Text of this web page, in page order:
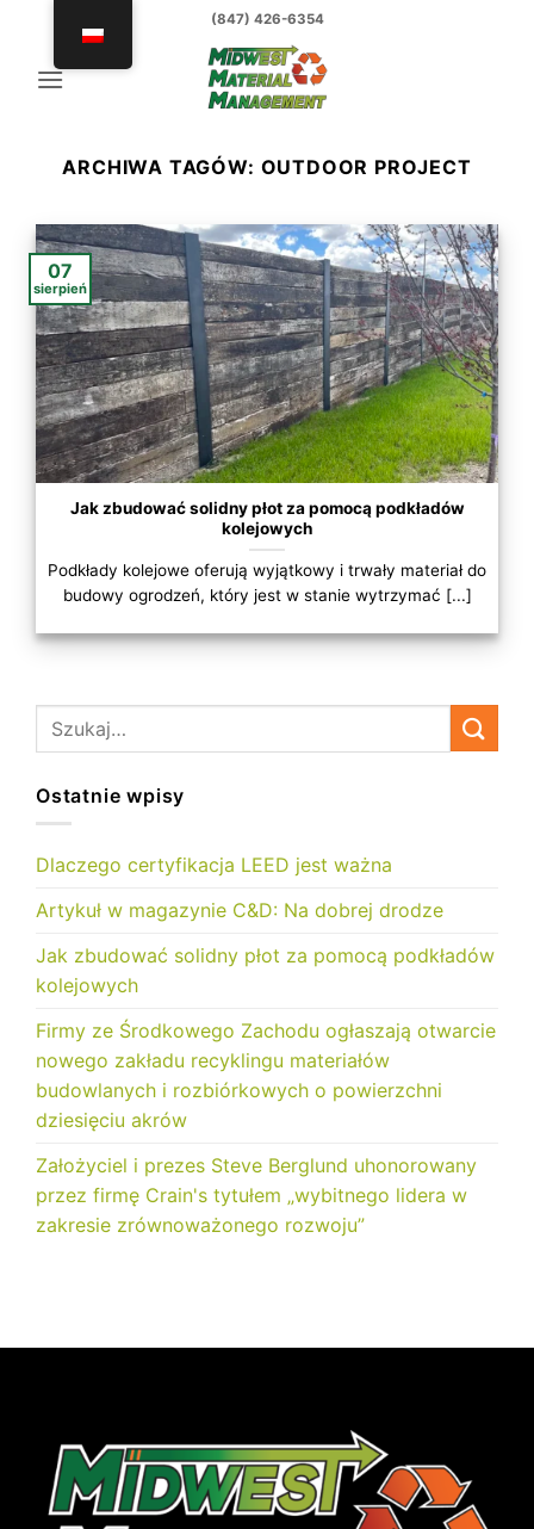
treści
(847) 426-6354
ARCHIWA TAGÓW: OUTDOOR PROJECT
Jak zbudować solidny płot za pomocą podkładów
kolejowych
Podkłady kolejowe oferują wyjątkowy i trwały materiał do
budowy ogrodzeń, który jest w stanie wytrzymać [...]
07
sierpień
Ostatnie wpisy
Dlaczego certyfikacja LEED jest ważna
Artykuł w magazynie C&D: Na dobrej drodze
Jak zbudować solidny płot za pomocą podkładów
kolejowych
Firmy ze Środkowego Zachodu ogłaszają otwarcie
nowego zakładu recyklingu materiałów
budowlanych i rozbiórkowych o powierzchni
dziesięciu akrów
Założyciel i prezes Steve Berglund uhonorowany
przez firmę Crain's tytułem „wybitnego lidera w
zakresie zrównoważonego rozwoju”